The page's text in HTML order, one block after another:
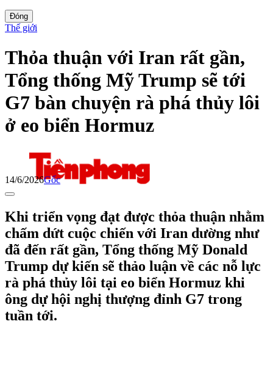
Đóng
Thế giới
Thỏa thuận với Iran rất gần,
Tổng thống Mỹ Trump sẽ tới
G7 bàn chuyện rà phá thủy lôi
ở eo biển Hormuz
14/6/2026Gốc
Khi triển vọng đạt được thỏa thuận nhằm
chấm dứt cuộc chiến với Iran dường như
đã đến rất gần, Tổng thống Mỹ Donald
Trump dự kiến sẽ thảo luận về các nỗ lực
rà phá thủy lôi tại eo biển Hormuz khi
ông dự hội nghị thượng đỉnh G7 trong
tuần tới.